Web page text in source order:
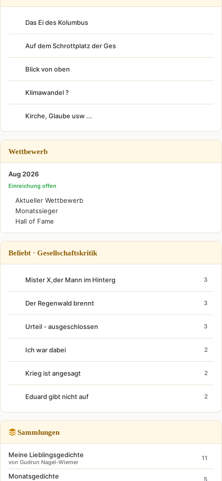
Das Ei des Kolumbus
Auf dem Schrottplatz der Ges
Blick von oben
Klimawandel ?
Kirche, Glaube usw ...
Wettbewerb
Aug 2026
Einreichung offen
Aktueller Wettbewerb
Monatssieger
Hall of Fame
Beliebt · Gesellschaftskritik
Mister X,der Mann im Hinterg 3
Der Regenwald brennt 3
Urteil - ausgeschlossen 3
Ich war dabei 2
Krieg ist angesagt 2
Eduard gibt nicht auf 2
Sammlungen
Meine Lieblingsgedichte
von Gudrun Nagel-Wiemer
11
Monatsgedichte 5